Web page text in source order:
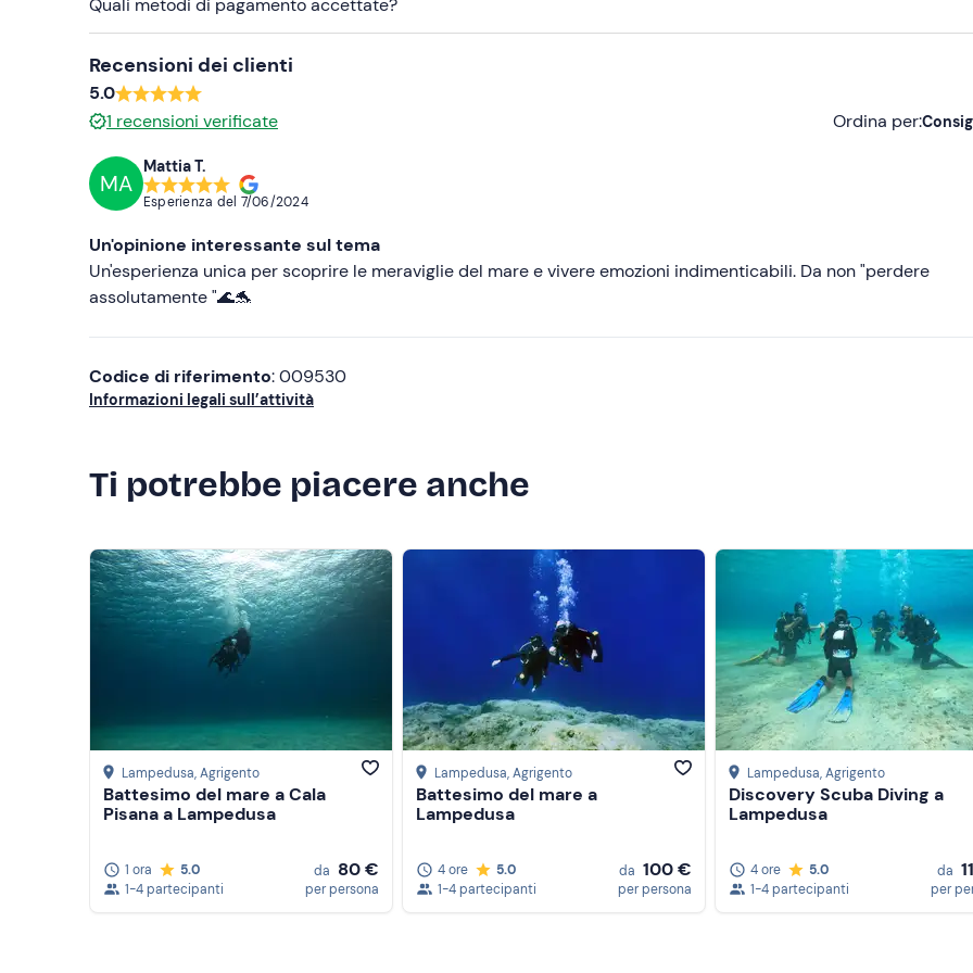
Abbigliamento adatto alla stagione
Costume da bagno
Non dimenticare di portare
Quali metodi di pagamento accettate?
Recensioni dei clienti
5.0
1 recensioni verificate Ordina per:
Meno recenti
MA
Mattia T.
Esperienza del 7/06/2024
Un'opinione interessante sul tema
Un'esperienza unica per scoprire le meraviglie del mare e vivere emozioni indimenticabili. Da non "perdere
assolutamente "🌊🐬
Codice di riferimento: 009530
Informazioni legali sull’attività
Ti potrebbe piacere anche
Lampedusa, Agrigento
Battesimo del mare a Cala
Pisana a Lampedusa
1 ora
5.0
1-4 partecipanti
da 80 €
per persona
Lampedusa, Agrigento
Battesimo del mare a
Lampedusa
4 ore
5.0
1-4 partecipanti
da 100 €
per persona
Lampedusa, Agrigento
Discovery Scuba Diving a
Lampedusa
4 ore
5.0
1-4 partecipanti
da
per